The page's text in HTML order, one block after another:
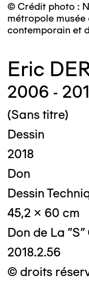
© Crédit photo :
métropole musée
contemporain et
Eric
2006 -
(Sans titre)
Dessin
2018
Don
Dessin
45,2 x 60 cm
Don de La
2018.2.56
© droits